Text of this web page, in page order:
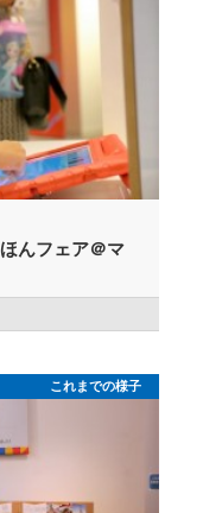
んフェア＠マ
これまでの様子